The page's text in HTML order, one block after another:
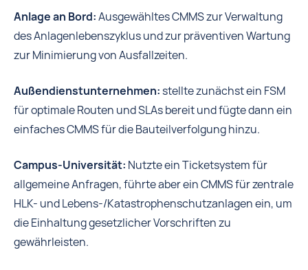
Anlage an Bord:Ausgewähltes CMMS zur Verwaltung
des Anlagenlebenszyklus und zur präventiven Wartung
zur Minimierung von Ausfallzeiten.
Außendienstunternehmen:stellte zunächst ein FSM
für optimale Routen und SLAs bereit und fügte dann ein
einfaches CMMS für die Bauteilverfolgung hinzu.
Campus-Universität: Nutzte ein Ticketsystem für
allgemeine Anfragen, führte aber ein CMMS für zentrale
HLK- und Lebens-/Katastrophenschutzanlagen ein, um
die Einhaltung gesetzlicher Vorschriften zu
gewährleisten.